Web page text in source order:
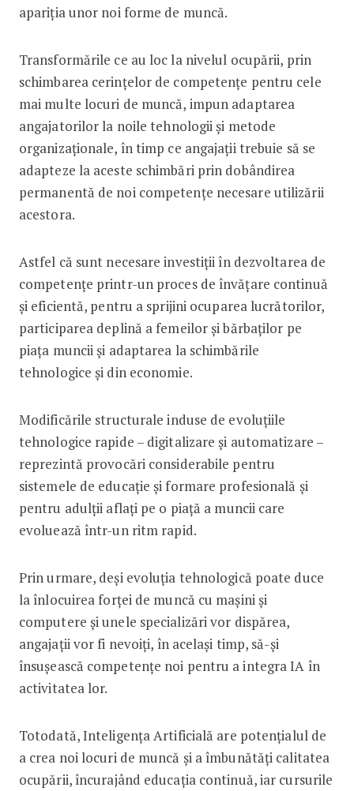
apariția unor noi forme de muncă.
Transformările ce au loc la nivelul ocupării, prin
schimbarea cerințelor de competențe pentru cele
mai multe locuri de muncă, impun adaptarea
angajatorilor la noile tehnologii şi metode
organizaţionale, în timp ce angajaţii trebuie să se
adapteze la aceste schimbări prin dobândirea
permanentă de noi competenţe necesare utilizării
acestora.
Astfel că sunt necesare investiții în dezvoltarea de
competențe printr-un proces de învăţare continuă
și eficientă, pentru a sprijini ocuparea lucrătorilor,
participarea deplină a femeilor și bărbaților pe
piața muncii și adaptarea la schimbările
tehnologice și din economie.
Modificările structurale induse de evoluțiile
tehnologice rapide – digitalizare și automatizare –
reprezintă provocări considerabile pentru
sistemele de educație și formare profesională și
pentru adulții aflați pe o piață a muncii care
evoluează într-un ritm rapid.
Prin urmare, deși evoluția tehnologică poate duce
la înlocuirea forței de muncă cu mașini și
computere și unele specializări vor dispărea,
angajații vor fi nevoiți, în același timp, să-și
însușească competențe noi pentru a integra IA în
activitatea lor.
Totodată, Inteligența Artificială are potențialul de
a crea noi locuri de muncă și a îmbunătăți calitatea
ocupării, încurajând educația continuă, iar cursurile